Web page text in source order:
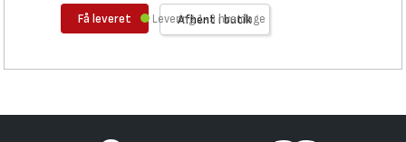
Få leveret Afhent i butik
Levering 1-3 hverdage